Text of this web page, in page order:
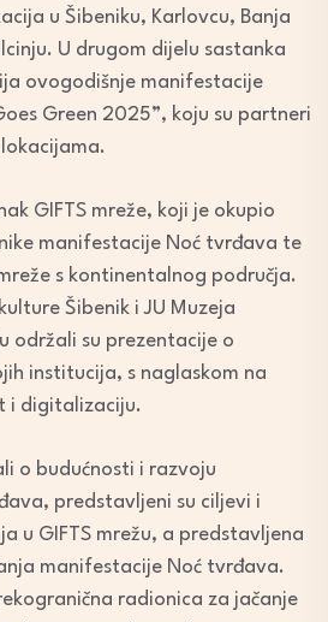
u Šibeniku, Karlovcu, Banja
U drugom dijelu sastanka
ovogodišnje manifestacije
Green 2025”, koju su partneri
GIFTS mreže, koji je okupio
manifestacije Noć tvrđava te
s kontinentalnog područja.
Šibenik i JU Muzeja
održali su prezentacije o
institucija, s naglaskom na
i digitalizaciju.
o budućnosti i razvoju
predstavljeni su ciljevi i
u GIFTS mrežu, a predstavljena
manifestacije Noć tvrđava.
radionica za jačanje